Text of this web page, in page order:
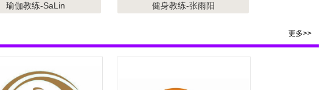
瑜伽教练-SaLin 健身教练-张雨阳
更多>>